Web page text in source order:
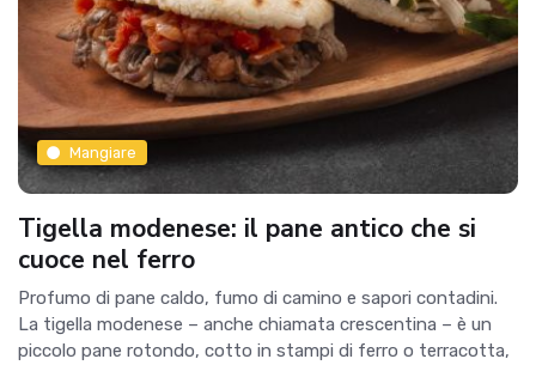
Mangiare
Tigella modenese: il pane antico che si
cuoce nel ferro
Profumo di pane caldo, fumo di camino e sapori contadini.
La tigella modenese – anche chiamata crescentina – è un
piccolo pane rotondo, cotto in stampi di ferro o terracotta,